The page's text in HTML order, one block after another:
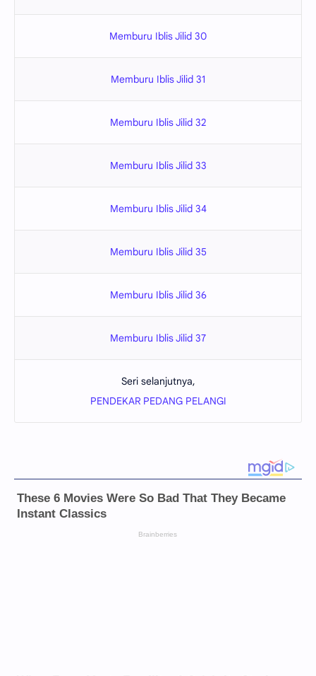
Memburu Iblis Jilid 30
Memburu Iblis Jilid 31
Memburu Iblis Jilid 32
Memburu Iblis Jilid 33
Memburu Iblis Jilid 34
Memburu Iblis Jilid 35
Memburu Iblis Jilid 36
Memburu Iblis Jilid 37
Seri selanjutnya,
PENDEKAR PEDANG PELANGI